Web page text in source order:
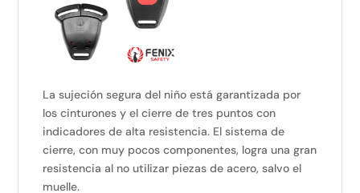
La sujeción segura del niño está garantizada por
los cinturones y el cierre de tres puntos con
indicadores de alta resistencia. El sistema de
cierre, con muy pocos componentes, logra una gran
resistencia al no utilizar piezas de acero, salvo el
muelle.